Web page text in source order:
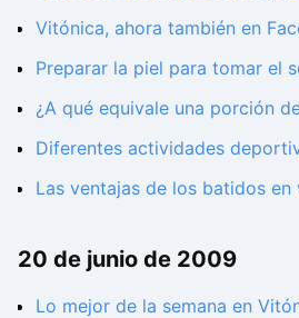
Vitónica, ahora también en
Preparar la piel para tomar el
¿A qué equivale una porción
Diferentes actividades
Las ventajas de los batidos en
20 de junio de 2009
Lo mejor de la semana en